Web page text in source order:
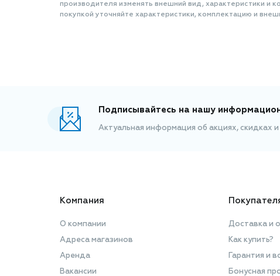
производителя изменять внешний вид, характеристики
покупкой уточняйте характеристики, комплектацию и
Подписывайтесь на нашу
Актуальная информация об акциях, скидках
Компания
О компании
Адреса магазинов
Аренда
Вакансии
Доставка и
Как купить?
Гарантия и
Бонусная